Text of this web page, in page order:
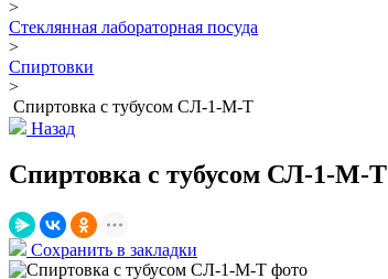
>
Стеклянная лабораторная посуда
>
Спиртовки
>
Спиртовка с тубусом СЛ-1-М-Т
Назад
Спиртовка с тубусом СЛ-1-М-Т
Сохранить в закладки